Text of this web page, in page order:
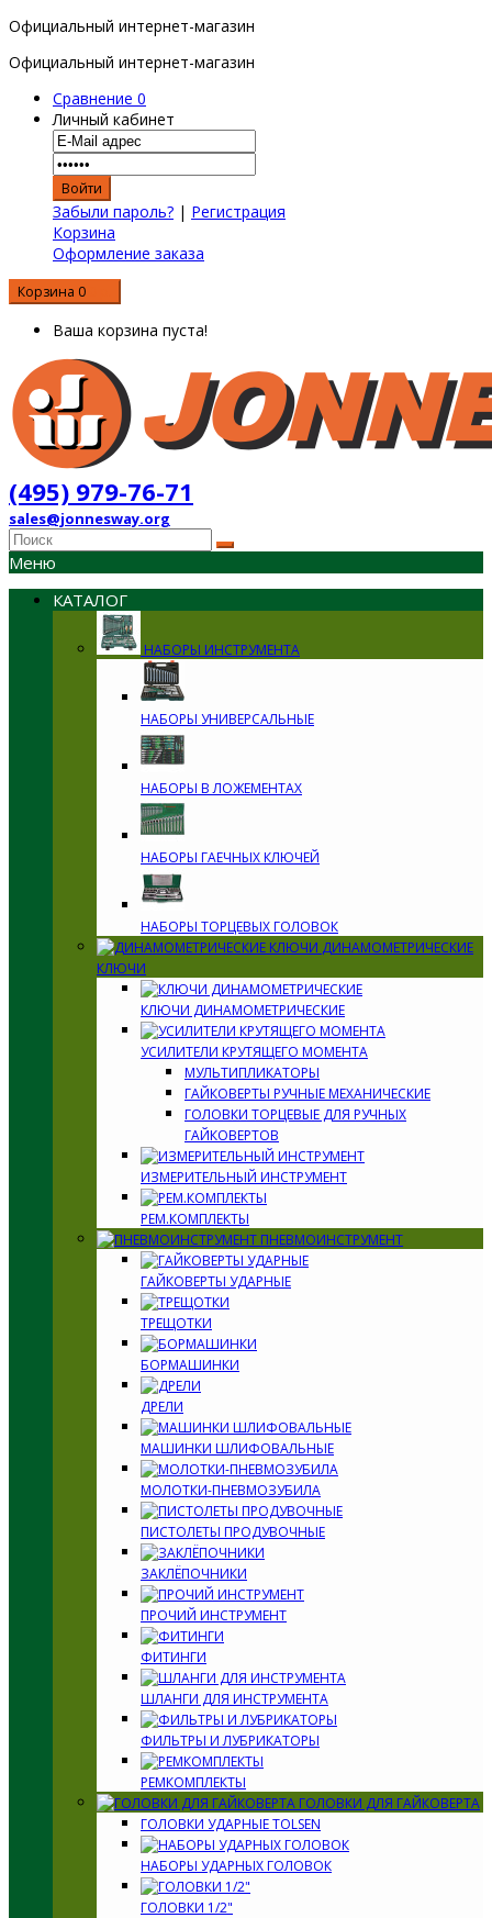
Официальный интернет-магазин
Официальный интернет-магазин
Сравнение 0
Личный кабинет
Забыли пароль? | Регистрация
Корзина
Оформление заказа
Корзина 0
Ваша корзина пуста!
(495) 979-76-71
sales@jonnesway.org
Меню
КАТАЛОГ
НАБОРЫ ИНСТРУМЕНТА
НАБОРЫ УНИВЕРСАЛЬНЫЕ
НАБОРЫ В ЛОЖЕМЕНТАХ
НАБОРЫ ГАЕЧНЫХ КЛЮЧЕЙ
НАБОРЫ ТОРЦЕВЫХ ГОЛОВОК
ДИНАМОМЕТРИЧЕСКИЕ
КЛЮЧИ
КЛЮЧИ ДИНАМОМЕТРИЧЕСКИЕ
УСИЛИТЕЛИ КРУТЯЩЕГО МОМЕНТА
МУЛЬТИПЛИКАТОРЫ
ГАЙКОВЕРТЫ РУЧНЫЕ МЕХАНИЧЕСКИЕ
ГОЛОВКИ ТОРЦЕВЫЕ ДЛЯ РУЧНЫХ
ГАЙКОВЕРТОВ
ИЗМЕРИТЕЛЬНЫЙ ИНСТРУМЕНТ
РЕМ.КОМПЛЕКТЫ
ПНЕВМОИНСТРУМЕНТ
ГАЙКОВЕРТЫ УДАРНЫЕ
ТРЕЩОТКИ
БОРМАШИНКИ
ДРЕЛИ
МАШИНКИ ШЛИФОВАЛЬНЫЕ
МОЛОТКИ-ПНЕВМОЗУБИЛА
ПИСТОЛЕТЫ ПРОДУВОЧНЫЕ
ЗАКЛЁПОЧНИКИ
ПРОЧИЙ ИНСТРУМЕНТ
ФИТИНГИ
ШЛАНГИ ДЛЯ ИНСТРУМЕНТА
ФИЛЬТРЫ И ЛУБРИКАТОРЫ
РЕМКОМПЛЕКТЫ
ГОЛОВКИ ДЛЯ ГАЙКОВЕРТА
ГОЛОВКИ УДАРНЫЕ TOLSEN
НАБОРЫ УДАРНЫХ ГОЛОВОК
ГОЛОВКИ 1/2"